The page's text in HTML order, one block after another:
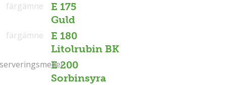
E 175
Guld
färgämne
E 180
Litolrubin BK
färgämne
E 200
Sorbinsyra